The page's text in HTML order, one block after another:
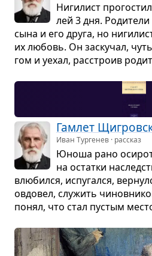
Ниги­лист
лей 3 дня.
сына и его друга, но
их любовь. Он заску­чал,
гом и уехал, рас­строив
Гам­лет
Иван Тургенев · рассказ
Юноша рано
на остатки
влю­бился, испу­гался,
овдо­вел, слу­жить
понял, что стал пустым